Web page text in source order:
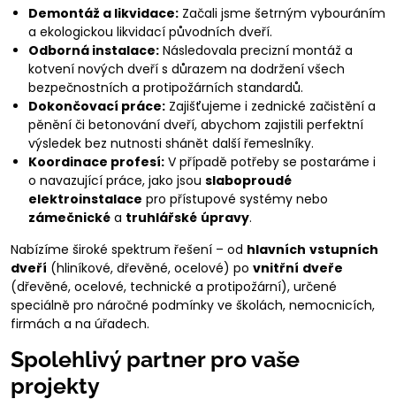
Demontáž a likvidace: Začali jsme šetrným vybouráním
a ekologickou likvidací původních dveří.
Odborná instalace: Následovala precizní montáž a
kotvení nových dveří s důrazem na dodržení všech
bezpečnostních a protipožárních standardů.
Dokončovací práce: Zajišťujeme i zednické začistění a
pěnění či betonování dveří, abychom zajistili perfektní
výsledek bez nutnosti shánět další řemeslníky.
Koordinace profesí: V případě potřeby se postaráme i
o navazující práce, jako jsou slaboproudé
elektroinstalace pro přístupové systémy nebo
zámečnické a truhlářské úpravy.
Nabízíme široké spektrum řešení – od hlavních vstupních
dveří (hliníkové, dřevěné, ocelové) po vnitřní dveře
(dřevěné, ocelové, technické a protipožární), určené
speciálně pro náročné podmínky ve školách, nemocnicích,
firmách a na úřadech.
Spolehlivý partner pro vaše
projekty